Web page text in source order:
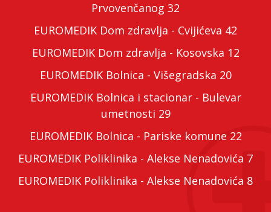
Prvovenčanog 32
EUROMEDIK Dom zdravlja - Cvijićeva 42
EUROMEDIK Dom zdravlja - Kosovska 12
EUROMEDIK Bolnica - Višegradska 20
EUROMEDIK Bolnica i stacionar - Bulevar
umetnosti 29
EUROMEDIK Bolnica - Pariske komune 22
EUROMEDIK Poliklinika - Alekse Nenadovića 7
EUROMEDIK Poliklinika - Alekse Nenadovića 8